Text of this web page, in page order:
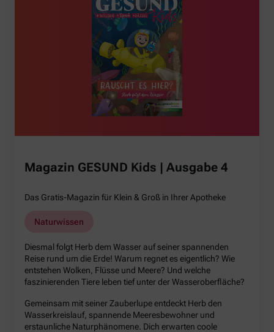
Magazin GESUND Kids | Ausgabe 4
Das Gratis-Magazin für Klein & Groß in Ihrer Apotheke
Naturwissen
Diesmal folgt Herb dem Wasser auf seiner spannenden
Reise rund um die Erde! Warum regnet es eigentlich? Wie
entstehen Wolken, Flüsse und Meere? Und welche
faszinierenden Tiere leben tief unter der Wasseroberfläche?
Gemeinsam mit seiner Zauberlupe entdeckt Herb den
Wasserkreislauf, spannende Meeresbewohner und
erstaunliche Naturphänomene. Dich erwarten coole